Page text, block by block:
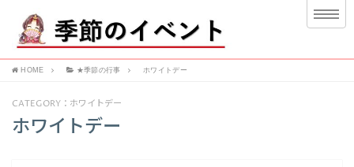
HOME ★季節の行事 ホワイトデー
CATEGORY：ホワイトデー
ホワイトデー